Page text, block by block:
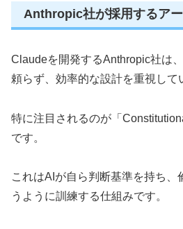
Anthropic社が採用するア
Claudeを開発するAnthropic社は
頼らず、効率的な設計を重視して
特に注目されるのが「
です。
これはAIが自ら判断基準を持ち、
うように訓練する仕組みです。